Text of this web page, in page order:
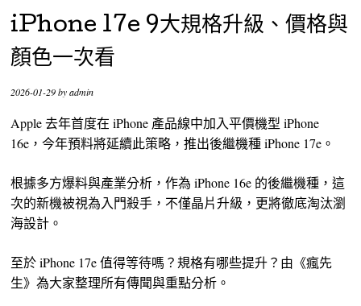
iPhone 17e 9大規格升級、價格與
顏色一次看
2026-01-29byadmin
Apple 去年首度在 iPhone 產品線中加入平價機型 iPhone
16e，今年預料將延續此策略，推出後繼機種 iPhone 17e。
根據多方爆料與產業分析，作為 iPhone 16e 的後繼機種，這
次的新機被視為入門殺手，不僅晶片升級，更將徹底淘汰瀏
海設計。
至於 iPhone 17e 值得等待嗎？規格有哪些提升？由《瘋先
生》為大家整理所有傳聞與重點分析。